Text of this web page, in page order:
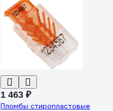
1 463 ₽
Пломбы стиропластовые